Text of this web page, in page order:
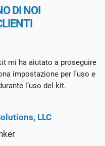
DI NOI
mi ha aiutato a proseguire
impostazione per l’uso e
l’uso del kit.
LLC